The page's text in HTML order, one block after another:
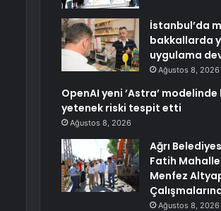
İstanbul’da
bakkallarda
uygulama
Ağustos 8, 2026
OpenAI yeni ’Astra’
yetenek riski tespit etti
Ağustos 8, 2026
Ağrı
Fatih
Menfez
Ağustos 8, 2026